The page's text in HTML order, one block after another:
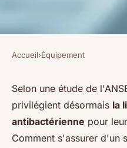
ÉQUIPEMENT
Couette anti-
confort et
Benjamin•18 novembre
Accueil›Équipement
Selon une étude de
privilégient désormais la
antibactérienne pour
Comment s'assurer d'un